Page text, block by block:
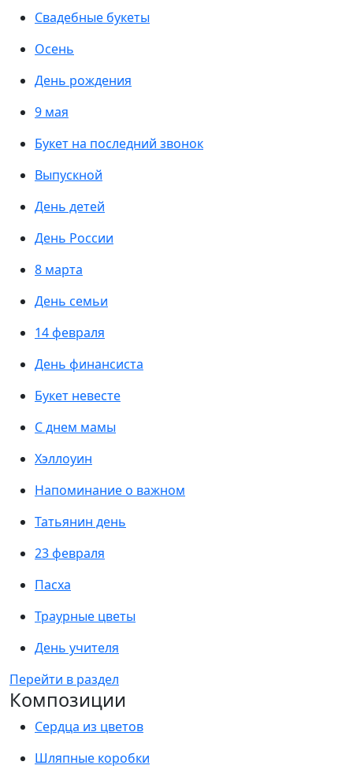
Свадебные букеты
Осень
День рождения
9 мая
Букет на последний звонок
Выпускной
День детей
День России
8 марта
День семьи
14 февраля
День финансиста
Букет невесте
С днем мамы
Хэллоуин
Напоминание о важном
Татьянин день
23 февраля
Пасха
Траурные цветы
День учителя
Перейти в раздел
Композиции
Сердца из цветов
Шляпные коробки